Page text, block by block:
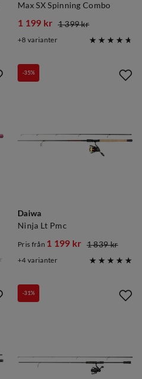
Max SX Spinning Combo
discounted
1 199 kr
original
1 399 kr
8 varianter
Daiwa
Ninja Lt Pmc
-35%
discounted
Pris från 1 199 kr
original
1 839 kr
4 varianter
-31%